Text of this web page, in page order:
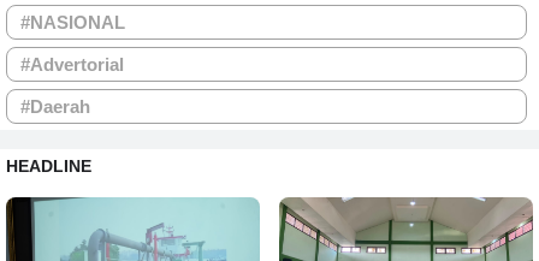
#NASIONAL
#Advertorial
#Daerah
HEADLINE